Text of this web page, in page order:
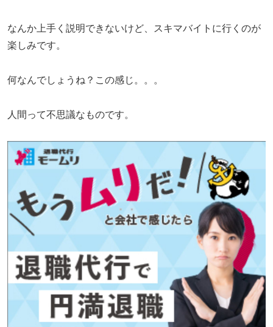
なんか上手く説明できないけど、スキマバイトに行くのが
楽しみです。
何なんでしょうね？この感じ。。。
人間って不思議なものです。